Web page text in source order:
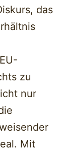
das
zu
nur
Mit